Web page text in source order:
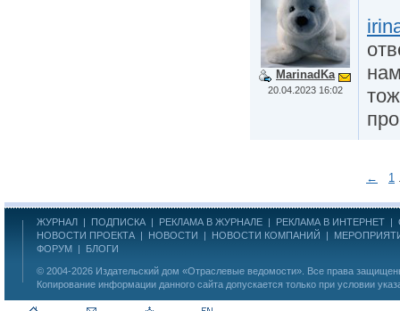
MarinadKa
20.04.2023 16:02
← 1
ЖУРНАЛ | ПОДПИСКА | РЕКЛАМА В ЖУРНАЛЕ | РЕКЛАМА В ИНТЕРНЕТ |
НОВОСТИ ПРОЕКТА | НОВОСТИ | НОВОСТИ КОМПАНИЙ |
ФОРУМ | БЛОГИ
© 2004-2026 Издательский дом «Отраслевые ведомости» . Все права
Копирование информации данного сайта допускается только при условии